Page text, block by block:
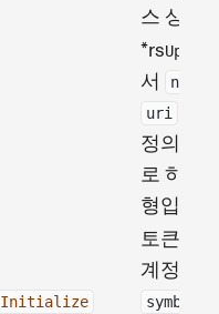
스 상태
*rs
서 name
uri
정의 키
로 하는
형입니
Initialize
토큰 메
계정의
symbol